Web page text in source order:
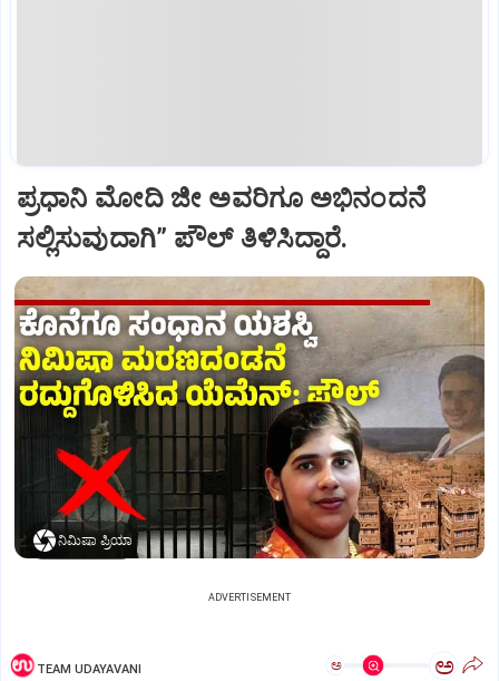
ಪ್ರಧಾನಿ ಮೋದಿ ಜೀ ಅವರಿಗೂ ಅಭಿನಂದನೆ
ಸಲ್ಲಿಸುವುದಾಗಿ” ಪೌಲ್‌ ತಿಳಿಸಿದ್ದಾರೆ.
ನಿಮಿಷಾ ಪ್ರಿಯಾ
ADVERTISEMENT
TEAM UDAYAVANI ಅ ಅ